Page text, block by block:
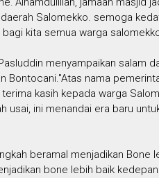
Salomekko. semoga
kita semua warga
menyampaikan salam
Bontocani."Atas nama
kasih kepada warga
usai, ini menandai era baru
beramal menjadikan Bone
bone lebih baik